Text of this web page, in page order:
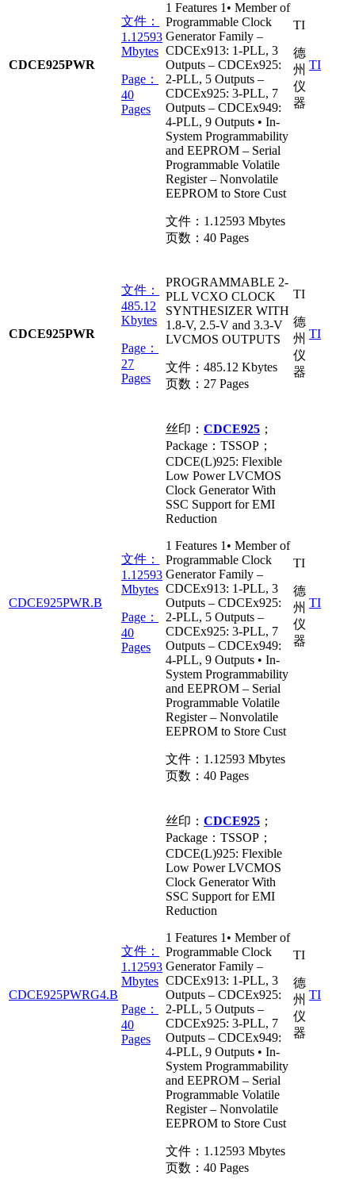
CDCE925PWR
文件：
1.12593
Mbytes
Page：
40
Pages
1 Features 1• Member of
Programmable Clock
Generator Family –
CDCEx913: 1-PLL, 3
Outputs – CDCEx925:
2-PLL, 5 Outputs –
CDCEx925: 3-PLL, 7
Outputs – CDCEx949:
4-PLL, 9 Outputs • In-
System Programmability
and EEPROM – Serial
Programmable Volatile
Register – Nonvolatile
EEPROM to Store Cust
文件： 1.12593 Mbytes
页数： 40 Pages
TI
德
州
仪
器
TI
CDCE925PWR
文件：
485.12
Kbytes
Page：
27
Pages
PROGRAMMABLE 2-
PLL VCXO CLOCK
SYNTHESIZER WITH
1.8-V, 2.5-V and 3.3-V
LVCMOS OUTPUTS
文件： 485.12 Kbytes
页数： 27 Pages
TI
德
州
仪
器
TI
CDCE925PWR.B
文件：
1.12593
Mbytes
Page：
40
Pages
丝印： CDCE925 ；
Package：TSSOP；
CDCE(L)925: Flexible
Low Power LVCMOS
Clock Generator With
SSC Support for EMI
Reduction
1 Features 1• Member of
Programmable Clock
Generator Family –
CDCEx913: 1-PLL, 3
Outputs – CDCEx925:
2-PLL, 5 Outputs –
CDCEx925: 3-PLL, 7
Outputs – CDCEx949:
4-PLL, 9 Outputs • In-
System Programmability
and EEPROM – Serial
Programmable Volatile
Register – Nonvolatile
EEPROM to Store Cust
文件： 1.12593 Mbytes
页数： 40 Pages
TI
德
州
仪
器
TI
CDCE925PWRG4.B
文件：
1.12593
Mbytes
Page：
40
Pages
丝印： CDCE925 ；
Package：TSSOP；
CDCE(L)925: Flexible
Low Power LVCMOS
Clock Generator With
SSC Support for EMI
Reduction
1 Features 1• Member of
Programmable Clock
Generator Family –
CDCEx913: 1-PLL, 3
Outputs – CDCEx925:
2-PLL, 5 Outputs –
CDCEx925: 3-PLL, 7
Outputs – CDCEx949:
4-PLL, 9 Outputs • In-
System Programmability
and EEPROM – Serial
Programmable Volatile
Register – Nonvolatile
EEPROM to Store Cust
文件： 1.12593 Mbytes
页数： 40 Pages
TI
德
州
仪
器
TI